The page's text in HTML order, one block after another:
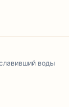
воды